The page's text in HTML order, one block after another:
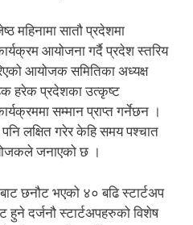
सातौ प्रदेशमा
आयोजना गर्दै प्रदेश स्तरिय
आयोजक समितिका अध्यक्ष
हरेक प्रदेशका उत्कृष्ट
सम्मान प्राप्त गर्नेछन ।
लक्षित गरेर केहि समय पश्चात
जनाएको छ ।
छनौट भएको ४० बढि स्टार्टअप
हुने दर्जनौ स्टार्टअपहरुको विशेष